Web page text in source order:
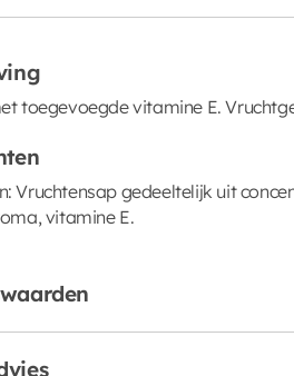
toegevoegde vitamine E.
Vruchtensap gedeeltelijk uit
vitamine E.